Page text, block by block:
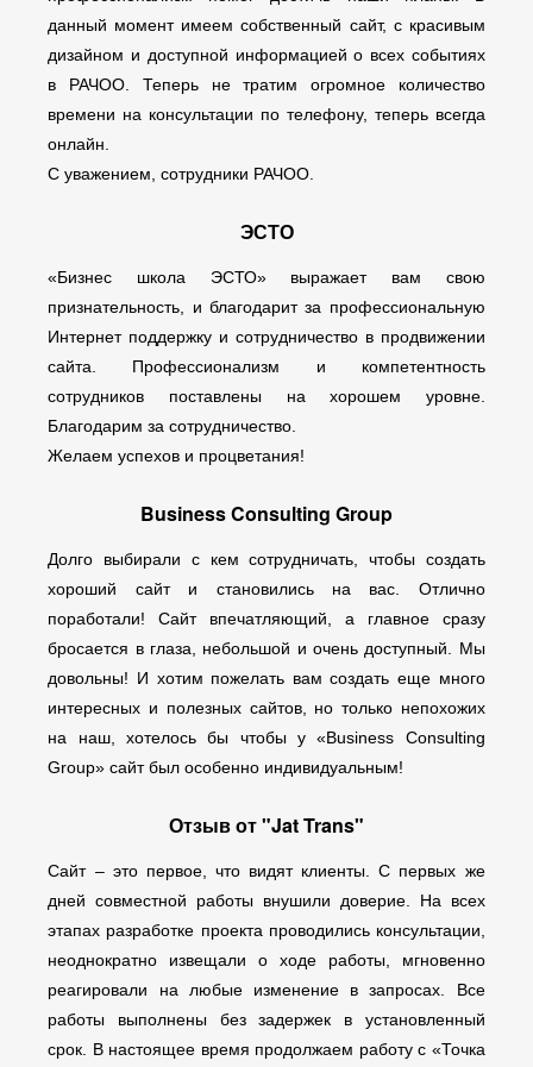
данный момент имеем собственный сайт, с красивым
дизайном и доступной информацией о всех событиях
в РАЧОО. Теперь не тратим огромное количество
времени на консультации по телефону, теперь всегда
онлайн.
С уважением, сотрудники РАЧОО.
ЭСТО
«Бизнес школа ЭСТО» выражает вам свою
признательность, и благодарит за профессиональную
Интернет поддержку и сотрудничество в продвижении
сайта. Профессионализм и компетентность
сотрудников поставлены на хорошем уровне.
Благодарим за сотрудничество.
Желаем успехов и процветания!
Business Consulting Group
Долго выбирали с кем сотрудничать, чтобы создать
хороший сайт и становились на вас. Отлично
поработали! Сайт впечатляющий, а главное сразу
бросается в глаза, небольшой и очень доступный. Мы
довольны! И хотим пожелать вам создать еще много
интересных и полезных сайтов, но только непохожих
на наш, хотелось бы чтобы у «Business Consulting
Group» сайт был особенно индивидуальным!
Отзыв от "Jat Trans"
Сайт – это первое, что видят клиенты. С первых же
дней совместной работы внушили доверие. На всех
этапах разработке проекта проводились консультации,
неоднократно извещали о ходе работы, мгновенно
реагировали на любые изменение в запросах. Все
работы выполнены без задержек в установленный
срок. В настоящее время продолжаем работу с «Точка